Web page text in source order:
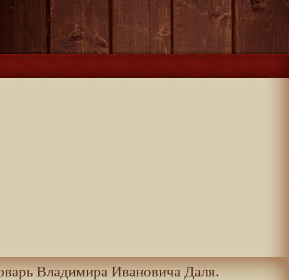
Владимира Ивановича Даля.